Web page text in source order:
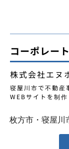
コーポレー
株式会社エヌ
寝屋川市で不動産
WEBサイトを制作
枚方市・寝屋川